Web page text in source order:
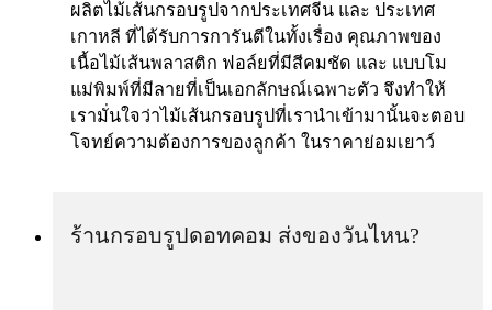
ผลิตไม้เส้นกรอบรูปจากประเทศจีน และ ประเทศ
เกาหลี ที่ได้รับการการันตีในทั้งเรื่อง คุณภาพของ
เนื้อไม้เส้นพลาสติก ฟอล์ยที่มีสีคมชัด และ แบบโม
แม่พิมพ์ที่มีลายที่เป็นเอกลักษณ์เฉพาะตัว จึงทำให้
เรามั่นใจว่าไม้เส้นกรอบรูปที่เรานำเข้ามานั้นจะตอบ
โจทย์ความต้องการของลูกค้า ในราคาย่อมเยาว์
ร้านกรอบรูปดอทคอม ส่งของวันไหน?